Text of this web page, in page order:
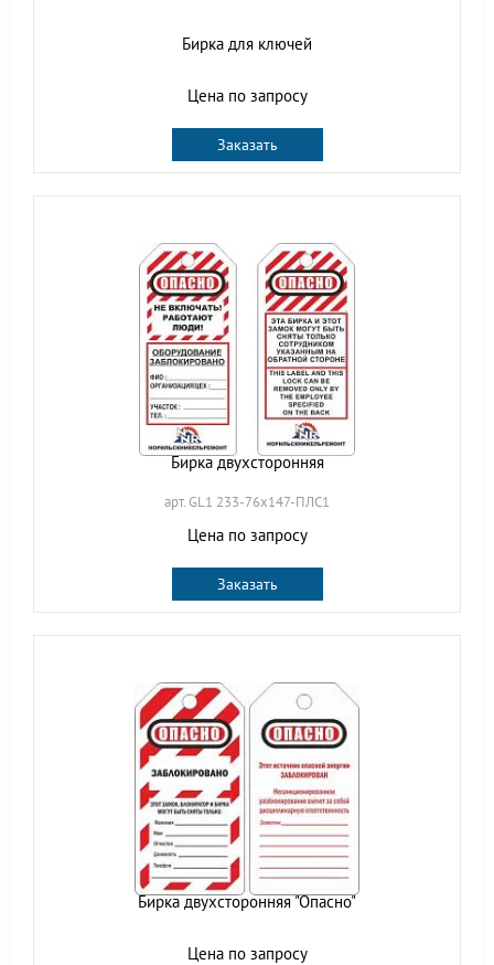
Бирка для ключей
Цена по запросу
Заказать
Бирка двухсторонняя
арт. GL1 233-76х147-ПЛС1
Цена по запросу
Заказать
Бирка двухсторонняя "Опасно"
Цена по запросу